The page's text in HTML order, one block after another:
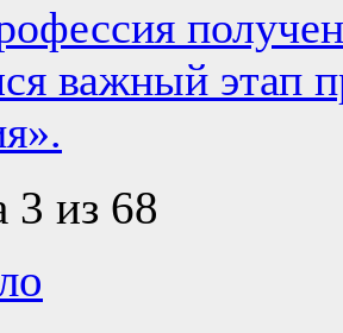
важный этап
3 из 68